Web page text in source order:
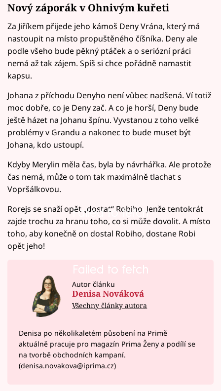
Nový záporák v Ohnivým kuřeti
Za Jiříkem přijede jeho kámoš Deny Vrána, který má
nastoupit na místo propuštěného číšníka. Deny ale
podle všeho bude pěkný ptáček a o seriózní práci
nemá až tak zájem. Spíš si chce pořádně namastit
kapsu.
Johana z příchodu Denyho není vůbec nadšená. Ví totiž
moc dobře, co je Deny zač. A co je horší, Deny bude
ještě házet na Johanu špínu. Vyvstanou z toho velké
problémy v Grandu a nakonec to bude muset být
Johana, kdo ustoupí.
Kdyby Merylin měla čas, byla by návrhářka. Ale protože
čas nemá, může o tom tak maximálně tlachat s
Vopršálkovou.
Failed to fetch
Rorejs se snaží opět „dostat“ Robiho. Jenže tentokrát
zajde trochu za hranu toho, co si může dovolit. A místo
toho, aby konečně on dostal Robiho, dostane Robi
opět jeho!
Failed to fetch
Failed to fetch
Autor článku
Denisa Nováková
Všechny články autora
Denisa po několikaletém působení na Primě
aktuálně pracuje pro magazín Prima Ženy a podílí se
na tvorbě obchodních kampaní.
(denisa.novakova@iprima.cz)